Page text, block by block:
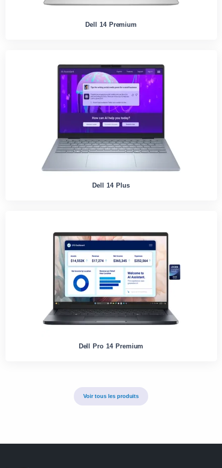
Dell 14 Premium
Dell 14 Plus
Dell Pro 14 Premium
Voir tous les produits